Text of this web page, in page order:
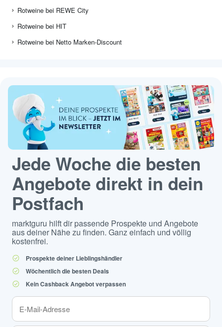
Rotweine bei REWE City
Rotweine bei HIT
Rotweine bei Netto Marken-Discount
Jede Woche die besten
Angebote direkt in dein
Postfach
marktguru hilft dir passende Prospekte und Angebote
aus deiner Nähe zu finden. Ganz einfach und völlig
kostenfrei.
Prospekte deiner Lieblingshändler
Wöchentlich die besten Deals
Kein Cashback Angebot verpassen